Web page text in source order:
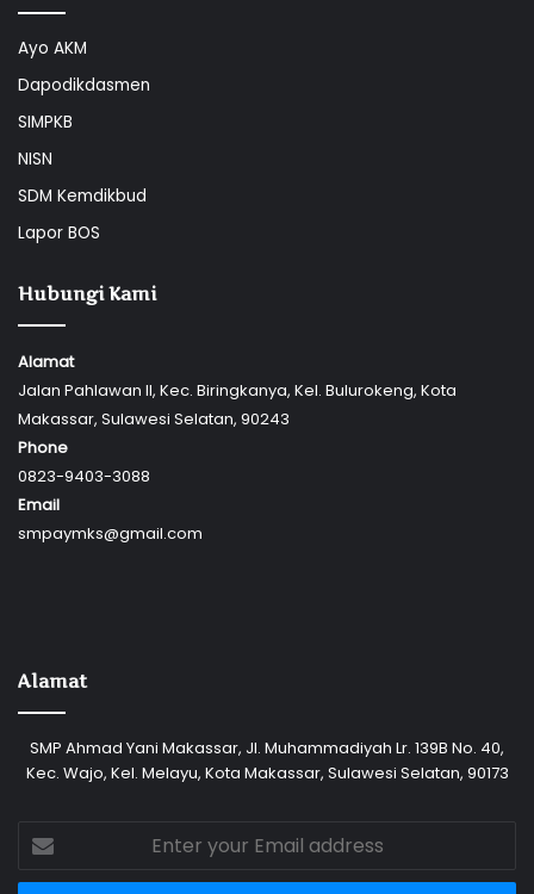
Ayo AKM
Dapodikdasmen
SIMPKB
NISN
SDM Kemdikbud
Lapor BOS
Hubungi Kami
Alamat
Jalan Pahlawan II, Kec. Biringkanya, Kel. Bulurokeng, Kota
Makassar, Sulawesi Selatan, 90243
Phone
0823-9403-3088
Email
smpaymks@gmail.com
Alamat
SMP Ahmad Yani Makassar, Jl. Muhammadiyah Lr. 139B No. 40,
Kec. Wajo, Kel. Melayu, Kota Makassar, Sulawesi Selatan, 90173
Enter
your
Email